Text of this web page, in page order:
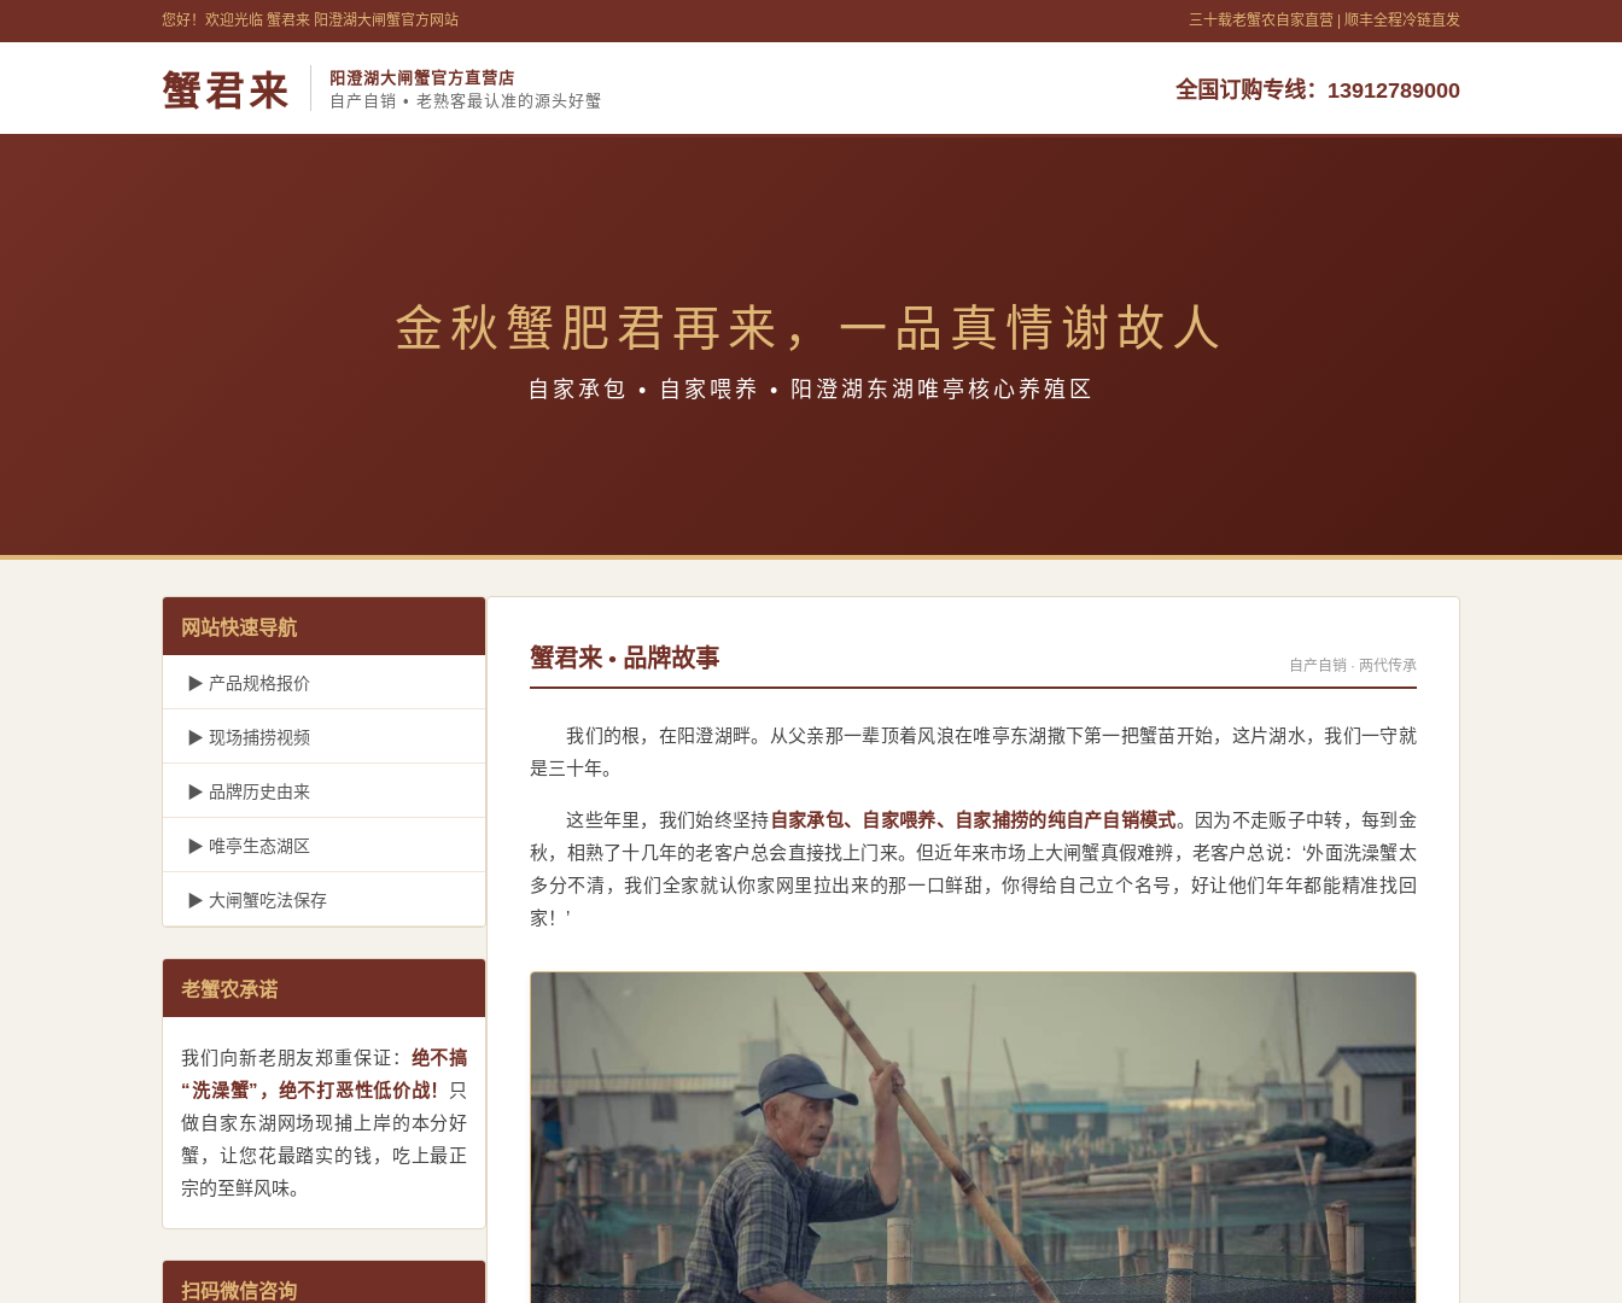
您好！欢迎光临 蟹君来 阳澄湖大闸蟹官方网站 三十载老蟹农自家直营 | 顺丰全程冷链直发
蟹君来
阳澄湖大闸蟹官方直营店
自产自销 • 老熟客最认准的源头好蟹
全国订购专线：13912789000
金秋蟹肥君再来，一品真情谢故人
自家承包 • 自家喂养 • 阳澄湖东湖唯亭核心养殖区
网站快速导航
▶ 产品规格报价
▶ 现场捕捞视频
▶ 品牌历史由来
▶ 唯亭生态湖区
▶ 大闸蟹吃法保存
老蟹农承诺
我们向新老朋友郑重保证： 绝不搞
“洗澡蟹”，绝不打恶性低价战！
只
做自家东湖网场现捕上岸的本分好
蟹，让您花最踏实的钱，吃上最正
宗的至鲜风味。
扫码微信咨询
蟹君来 • 品牌故事 自产自销 · 两代传承
我们的根，在阳澄湖畔。从父亲那一辈顶着风浪在唯亭东湖撒下第一把蟹苗开始，这片湖水，我们一守就
是三十年。
这些年里，我们始终坚持自家承包、自家喂养、自家捕捞的纯自产自销模式。因为不走贩子中转，每到金
秋，相熟了十几年的老客户总会直接找上门来。但近年来市场上大闸蟹真假难辨，老客户总说：‘外面洗澡蟹太
多分不清，我们全家就认你家网里拉出来的那一口鲜甜，你得给自己立个名号，好让他们年年都能精准找回
家！’